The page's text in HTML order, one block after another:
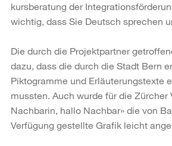
kursberatung der
wichtig, dass Sie Deutsch sprechen
Die durch die Projektpartner
dazu, dass die durch die Stadt Bern
Piktogramme und Erläuterungstexte
mussten. Auch wurde für die Zürcher
Nachbarin, hallo Nachbar» die von
Verfügung gestellte Grafik leicht